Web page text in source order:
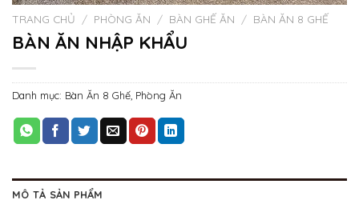
TRANG CHỦ / PHÒNG ĂN / BÀN GHẾ ĂN / BÀN ĂN 8 GHẾ
BÀN ĂN NHẬP KHẨU
Danh mục: Bàn Ăn 8 Ghế, Phòng Ăn
MÔ TẢ SẢN PHẨM